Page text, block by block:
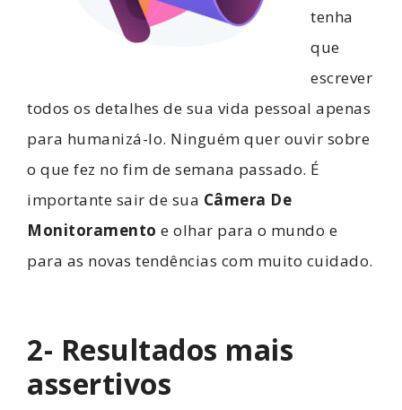
tenha
que
escrever
todos os detalhes de sua vida pessoal apenas
para humanizá-lo. Ninguém quer ouvir sobre
o que fez no fim de semana passado. É
importante sair de sua Câmera De
Monitoramento e olhar para o mundo e
para as novas tendências com muito cuidado.
2- Resultados mais
assertivos